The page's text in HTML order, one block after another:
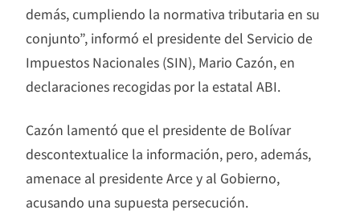
demás, cumpliendo la normativa tributaria en su
conjunto”, informó el presidente del Servicio de
Impuestos Nacionales (SIN), Mario Cazón, en
declaraciones recogidas por la estatal ABI.
Cazón lamentó que el presidente de Bolívar
descontextualice la información, pero, además,
amenace al presidente Arce y al Gobierno,
acusando una supuesta persecución.